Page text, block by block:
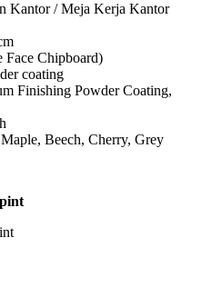
Kantor / Meja Kerja Kantor
Chipboard)
coating
Finishing Powder Coating,
Beech, Cherry, Grey